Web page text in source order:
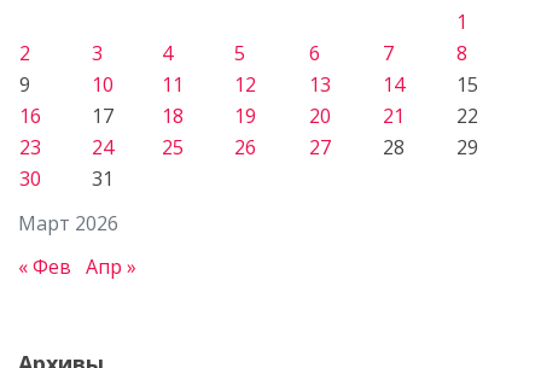
Март 2026
1
2
3 4 5 6 7
8
9
10 11 12 13 14
15
16
17 18 19 20 21
22
23
24 25 26 27 28
29
30
31
« Фев Апр »